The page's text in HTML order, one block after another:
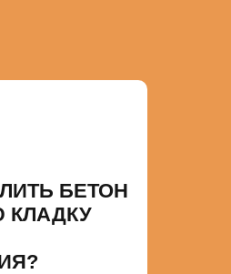
БЕТОН
КЛАДКУ